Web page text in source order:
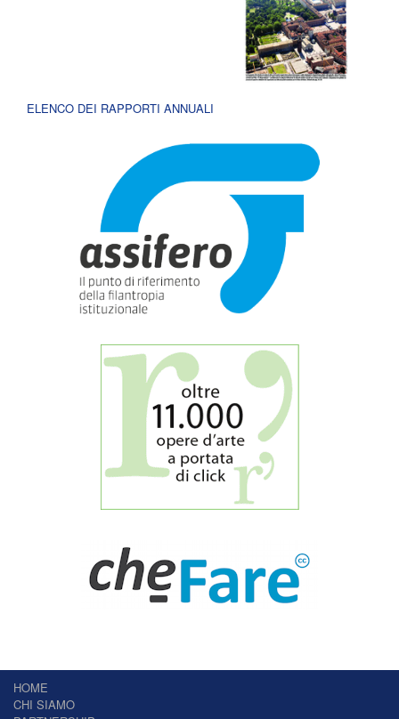
ELENCO DEI RAPPORTI ANNUALI
HOME
CHI SIAMO